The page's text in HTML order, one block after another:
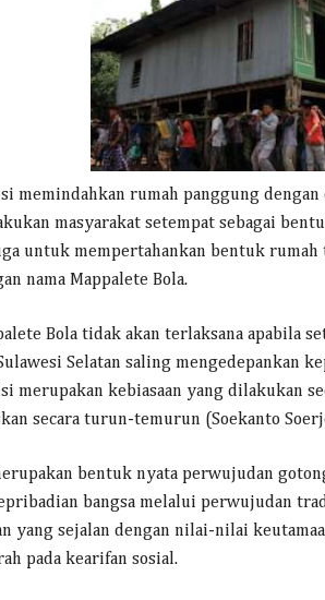
memindahkan rumah panggung
masyarakat setempat sebagai
untuk mempertahankan bentuk
nama Mappalete Bola.
Bola tidak akan terlaksana apabila
Selatan saling mengedepankan
merupakan kebiasaan yang dilakukan
secara turun-temurun (Soekanto
bentuk nyata perwujudan
bangsa melalui perwujudan
yang sejalan dengan nilai-nilai
pada kearifan sosial.